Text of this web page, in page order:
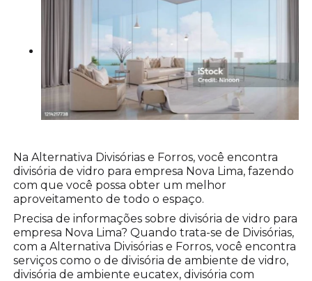
Na Alternativa Divisórias e Forros, você encontra
divisória de vidro para empresa Nova Lima, fazendo
com que você possa obter um melhor
aproveitamento de todo o espaço.
Precisa de informações sobre divisória de vidro para
empresa Nova Lima? Quando trata-se de Divisórias,
com a Alternativa Divisórias e Forros, você encontra
serviços como o de divisória de ambiente de vidro,
divisória de ambiente eucatex, divisória com